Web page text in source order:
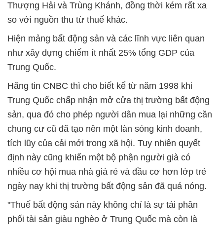
Thượng Hải và Trùng Khánh, đồng thời kém rất xa
so với nguồn thu từ thuế khác.
Hiện mảng bất động sản và các lĩnh vực liên quan
như xây dựng chiếm ít nhất 25% tổng GDP của
Trung Quốc.
Hãng tin CNBC thì cho biết kể từ năm 1998 khi
Trung Quốc chấp nhận mở cửa thị trường bất động
sản, qua đó cho phép người dân mua lại những căn
chung cư cũ đã tạo nên một làn sóng kinh doanh,
tích lũy của cải mới trong xã hội. Tuy nhiên quyết
định này cũng khiến một bộ phận người già có
nhiều cơ hội mua nhà giá rẻ và đầu cơ hơn lớp trẻ
ngày nay khi thị trường bất động sản đã quá nóng.
"Thuế bất động sản này không chỉ là sự tái phân
phối tài sản giàu nghèo ở Trung Quốc mà còn là